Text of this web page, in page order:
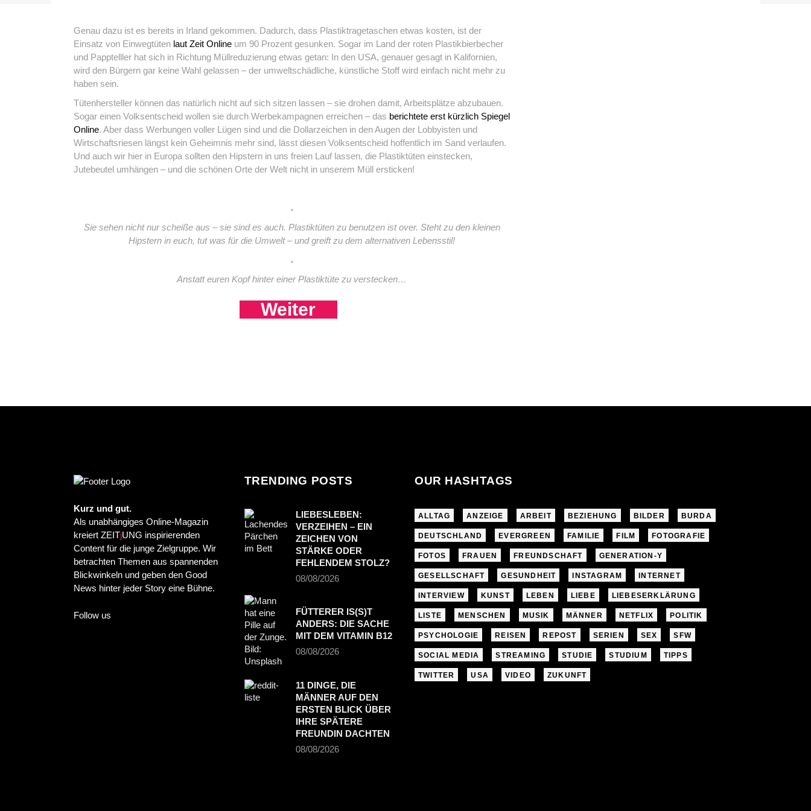
Genau dazu ist es bereits in Irland gekommen. Dadurch, dass Plastiktragetaschen etwas kosten, ist der
Einsatz von Einwegtüten laut Zeit Online um 90 Prozent gesunken. Sogar im Land der roten Plastikbierbecher
und Papptelller hat sich in Richtung Müllreduzierung etwas getan: In den USA, genauer gesagt in Kalifornien,
wird den Bürgern gar keine Wahl gelassen – der umweltschädliche, künstliche Stoff wird einfach nicht mehr zu
haben sein.
Tütenhersteller können das natürlich nicht auf sich sitzen lassen – sie drohen damit, Arbeitsplätze abzubauen.
Sogar einen Volksentscheid wollen sie durch Werbekampagnen erreichen – das berichtete erst kürzlich Spiegel
Online. Aber dass Werbungen voller Lügen sind und die Dollarzeichen in den Augen der Lobbyisten und
Wirtschaftsriesen längst kein Geheimnis mehr sind, lässt diesen Volksentscheid hoffentlich im Sand verlaufen.
Und auch wir hier in Europa sollten den Hipstern in uns freien Lauf lassen, die Plastiktüten einstecken,
Jutebeutel umhängen – und die schönen Orte der Welt nicht in unserem Müll ersticken!
Sie sehen nicht nur scheiße aus – sie sind es auch. Plastiktüten zu benutzen ist over. Steht zu den kleinen
Hipstern in euch, tut was für die Umwelt – und greift zu dem alternativen Lebensstil!
Anstatt euren Kopf hinter einer Plastiktüte zu verstecken…
Weiter
Kurz und gut.
Als unabhängiges Online-Magazin
kreiert ZEITjUNG inspirierenden
Content für die junge Zielgruppe. Wir
betrachten Themen aus spannenden
Blickwinkeln und geben den Good
News hinter jeder Story eine Bühne.
Follow us
TRENDING POSTS
LIEBESLEBEN:
VERZEIHEN – EIN
ZEICHEN VON
STÄRKE ODER
FEHLENDEM STOLZ?
08/08/2026
FÜTTERER IS(S)T
ANDERS: DIE SACHE
MIT DEM VITAMIN B12
08/08/2026
11 DINGE, DIE
MÄNNER AUF DEN
ERSTEN BLICK ÜBER
IHRE SPÄTERE
FREUNDIN DACHTEN
08/08/2026
OUR HASHTAGS
ALLTAG ANZEIGE ARBEIT BEZIEHUNG BILDER BURDA
DEUTSCHLAND EVERGREEN FAMILIE FILM FOTOGRAFIE
FOTOS FRAUEN FREUNDSCHAFT GENERATION-Y
GESELLSCHAFT GESUNDHEIT INSTAGRAM INTERNET
INTERVIEW KUNST LEBEN LIEBE LIEBESERKLÄRUNG
LISTE MENSCHEN MUSIK MÄNNER NETFLIX POLITIK
PSYCHOLOGIE REISEN REPOST SERIEN SEX SFW
SOCIAL MEDIA STREAMING STUDIE STUDIUM TIPPS
TWITTER USA VIDEO ZUKUNFT